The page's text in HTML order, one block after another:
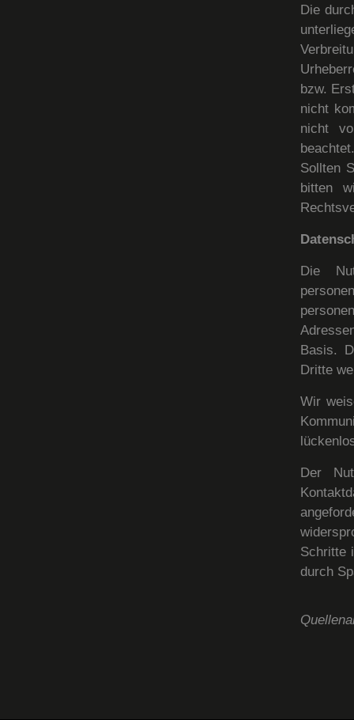
Die
bzw.
nicht
nicht
Sollten
bitten
Die
Basis.
Dritte
Wir
Der
Schritte
durch